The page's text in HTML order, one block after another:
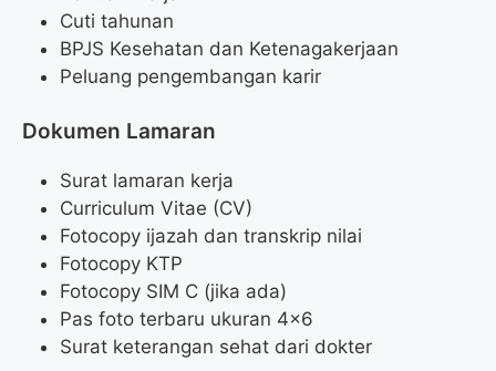
Cuti tahunan
BPJS Kesehatan dan Ketenagakerjaan
Peluang pengembangan karir
Dokumen Lamaran
Surat lamaran kerja
Curriculum Vitae (CV)
Fotocopy ijazah dan transkrip nilai
Fotocopy KTP
Fotocopy SIM C (jika ada)
Pas foto terbaru ukuran 4×6
Surat keterangan sehat dari dokter